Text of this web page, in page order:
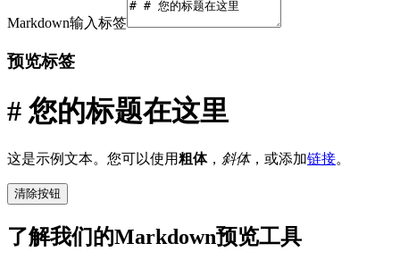
Markdown输入标签
预览标签
# 您的标题在这里
这是示例文本。您可以使用粗体， 斜体，或添加链接。
清除按钮
了解我们的Markdown预览工具